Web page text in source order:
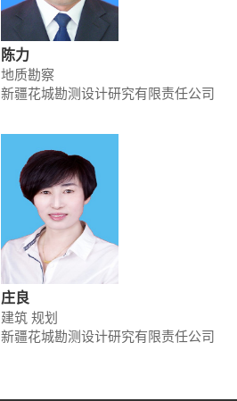
陈力
地质勘察
新疆花城勘测设计研究有限责任公司
庄良
建筑 规划
新疆花城勘测设计研究有限责任公司